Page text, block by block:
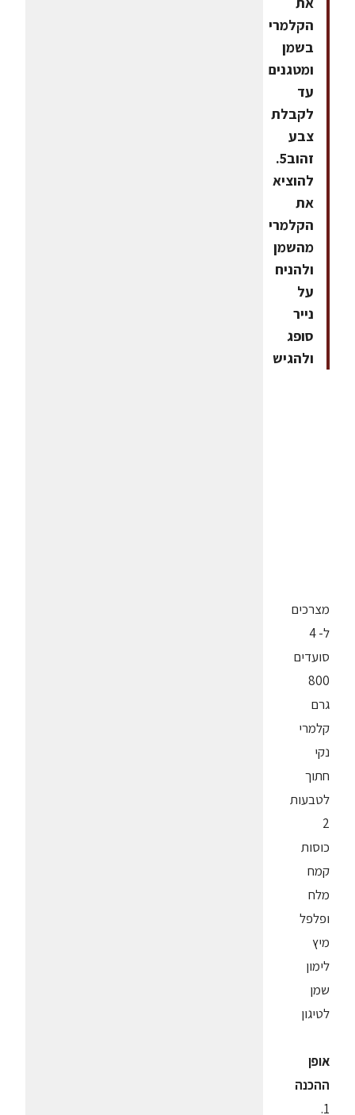
הקלמרי
בשמן
ומטגנים
עד
לקבלת
צבע
זהוב5.
להוציא
את
הקלמרי
מהשמן
ולהניח
על
נייר
סופג
ולהגיש
מצרכים
ל- 4
סועדים
800
גרם
קלמרי
נקי
חתוך
לטבעות
2
כוסות
קמח
מלח
ופלפל
מיץ
לימון
שמן
לטיגון
אופן
ההכנה
1.